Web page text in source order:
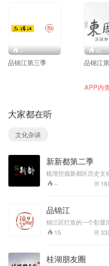
--
品锦江第三季
16
品锦江
APP内
大家都在听
文化杂谈
新新都第二季
梳理挖掘新都区历史文
--
16
品锦江
锦江区打造的一个彰显
展成就的文化品牌“品锦
15 33
桂湖朋友圈